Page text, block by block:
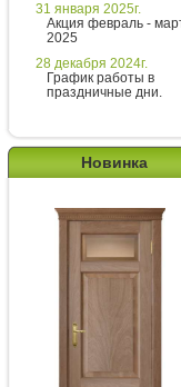
31 января 2025г.
Акция февраль -
2025
28 декабря 2024г.
График работы в
праздничные дни.
Новинка